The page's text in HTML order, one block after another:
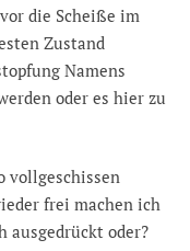
die Scheiße im
Zustand
Namens
oder es hier zu
vollgeschissen
frei machen ich
ausgedrückt oder?